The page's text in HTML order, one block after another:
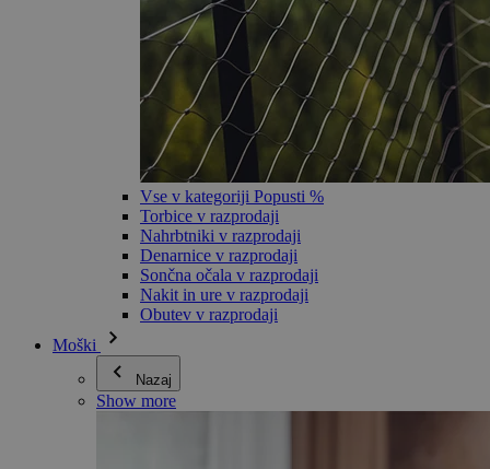
Vse v kategoriji Popusti %
Torbice v razprodaji
Nahrbtniki v razprodaji
Denarnice v razprodaji
Sončna očala v razprodaji
Nakit in ure v razprodaji
Obutev v razprodaji
Moški
Nazaj
Show more